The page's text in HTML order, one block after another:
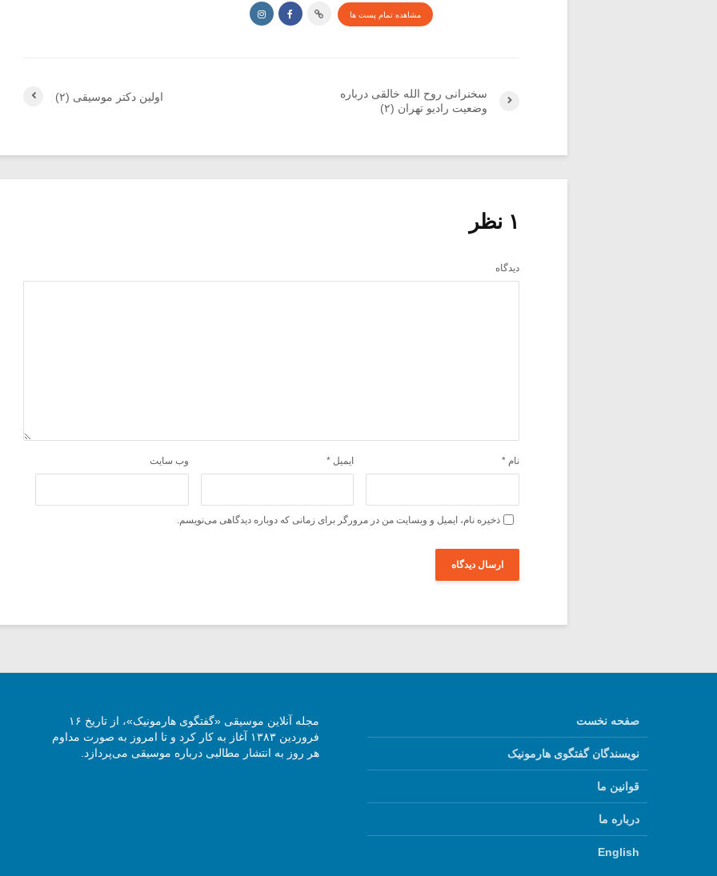
مشاهده تمام پست ها
اولین دکتر موسیقی (۲)
سخنرانی روح الله خالقی درباره
وضعیت رادیو تهران (۲)
۱ نظر
دیدگاه
نام * ایمیل * وب‌ سایت
ذخیره نام، ایمیل و وبسایت من در مرورگر برای زمانی که دوباره دیدگاهی می‌نویسم.
صفحه نخست
نویسندگان گفتگوی هارمونیک
قوانین ما
درباره ما
English
مجله آنلاین موسیقی «گفتگوی هارمونیک»، از تاریخ ۱۶
فروردین ۱۳۸۳ آغاز به کار کرد و تا امروز به صورت مداوم
هر روز به انتشار مطالبی درباره موسیقی می‌پردازد.